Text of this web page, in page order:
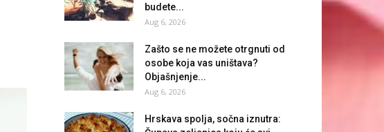
budete...
Aug 6, 2026
Zašto se ne možete otrgnuti od
osobe koja vas uništava?
Objašnjenje...
Aug 6, 2026
Hrskava spolja, sočna iznutra: